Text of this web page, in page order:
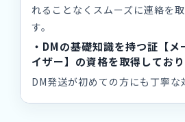
れることなくスムーズに連絡を
す。
・DMの基礎知識を持つ証【
イザー】の資格を取得しており
DM発送が初めての方にも丁寧な